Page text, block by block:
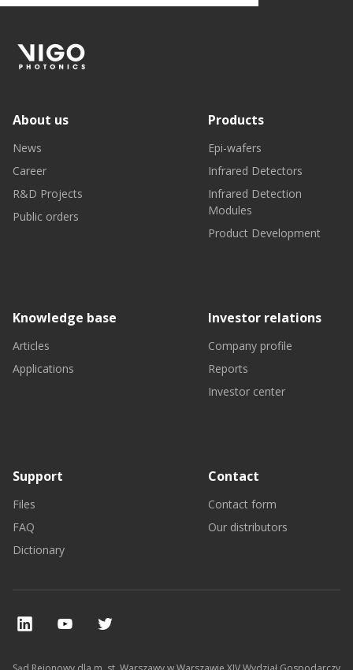
About us
News
Career
R&D Projects
Public orders
Products
Epi-wafers
Infrared Detectors
Infrared Detection
Modules
Product Development
Knowledge base
Articles
Applications
Investor relations
Company profile
Reports
Investor center
Support
Files
FAQ
Dictionary
Contact
Contact form
Our distributors